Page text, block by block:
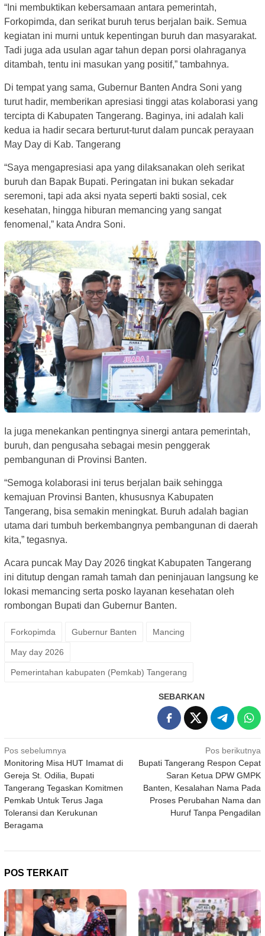
“Ini membuktikan kebersamaan antara pemerintah,
Forkopimda, dan serikat buruh terus berjalan baik. Semua
kegiatan ini murni untuk kepentingan buruh dan masyarakat.
Tadi juga ada usulan agar tahun depan porsi olahraganya
ditambah, tentu ini masukan yang positif,” tambahnya.
Di tempat yang sama, Gubernur Banten Andra Soni yang
turut hadir, memberikan apresiasi tinggi atas kolaborasi yang
tercipta di Kabupaten Tangerang. Baginya, ini adalah kali
kedua ia hadir secara berturut-turut dalam puncak perayaan
May Day di Kab. Tangerang
“Saya mengapresiasi apa yang dilaksanakan oleh serikat
buruh dan Bapak Bupati. Peringatan ini bukan sekadar
seremoni, tapi ada aksi nyata seperti bakti sosial, cek
kesehatan, hingga hiburan memancing yang sangat
fenomenal,” kata Andra Soni.
Ia juga menekankan pentingnya sinergi antara pemerintah,
buruh, dan pengusaha sebagai mesin penggerak
pembangunan di Provinsi Banten.
“Semoga kolaborasi ini terus berjalan baik sehingga
kemajuan Provinsi Banten, khususnya Kabupaten
Tangerang, bisa semakin meningkat. Buruh adalah bagian
utama dari tumbuh berkembangnya pembangunan di daerah
kita,” tegasnya.
Acara puncak May Day 2026 tingkat Kabupaten Tangerang
ini ditutup dengan ramah tamah dan peninjauan langsung ke
lokasi memancing serta posko layanan kesehatan oleh
rombongan Bupati dan Gubernur Banten.
Forkopimda Gubernur Banten Mancing
May day 2026
Pemerintahan kabupaten (Pemkab) Tangerang
SEBARKAN
Navigasi
pos
Pos sebelumnya
Monitoring Misa HUT Imamat di
Gereja St. Odilia, Bupati
Tangerang Tegaskan Komitmen
Pemkab Untuk Terus Jaga
Toleransi dan Kerukunan
Beragama
Pos berikutnya
Bupati Tangerang Respon Cepat
Saran Ketua DPW GMPK
Banten, Kesalahan Nama Pada
Proses Perubahan Nama dan
Huruf Tanpa Pengadilan
POS TERKAIT